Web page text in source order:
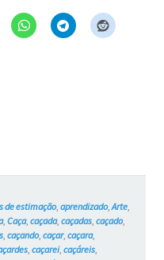
caçada?
Gatos
#6
de estimação, aprendizado, Arte,
, Caça, caçada, caçadas, caçado,
, caçando, caçar, caçara,
, caçarei, caçáreis,